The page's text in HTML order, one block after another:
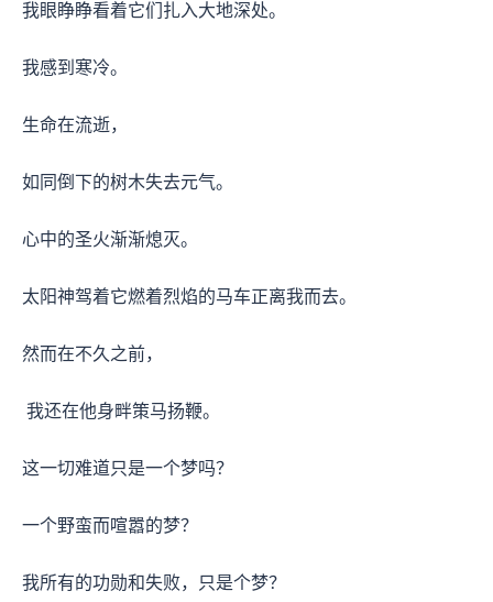
我眼睁睁看着它们扎入大地深处。
我感到寒冷。
生命在流逝，
如同倒下的树木失去元气。
心中的圣火渐渐熄灭。
太阳神驾着它燃着烈焰的马车正离我而去。
然而在不久之前，
我还在他身畔策马扬鞭。
这一切难道只是一个梦吗？
一个野蛮而喧嚣的梦？
我所有的功勋和失败，只是个梦？